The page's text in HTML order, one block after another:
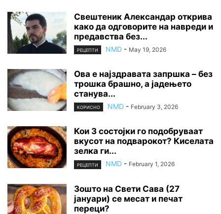
Свештеник Александар открива
како да одговорите на навреди и
предавства без...
РЕЦЕПТИ NMD - May 19, 2026
Ова е најздравата запршка – без
трошка брашно, а јадењето
станува...
КОРИСНО NMD - February 3, 2026
Кои 3 состојки го подобруваат
вкусот на подварокот? Киселата
зелка ги...
РЕЦЕПТИ NMD - February 1, 2026
Зошто на Свети Сава (27
јануари) се месат и печат
переци?